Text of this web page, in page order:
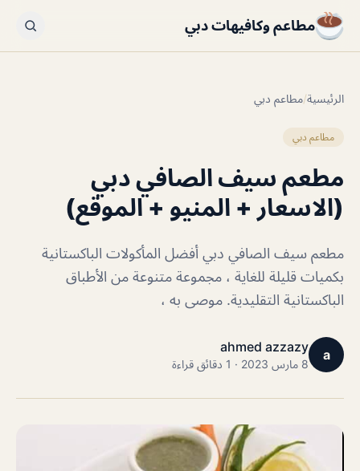
مطاعم وكافيهات دبي
الرئيسية/مطاعم دبي
مطاعم دبي
مطعم سيف الصافي دبي
(الاسعار + المنيو + الموقع)
مطعم سيف الصافي دبي أفضل المأكولات الباكستانية
بكميات قليلة للغاية ، مجموعة متنوعة من الأطباق
الباكستانية التقليدية. موصى به ،
a
ahmed azzazy
8 مارس 2023 · 1 دقائق قراءة